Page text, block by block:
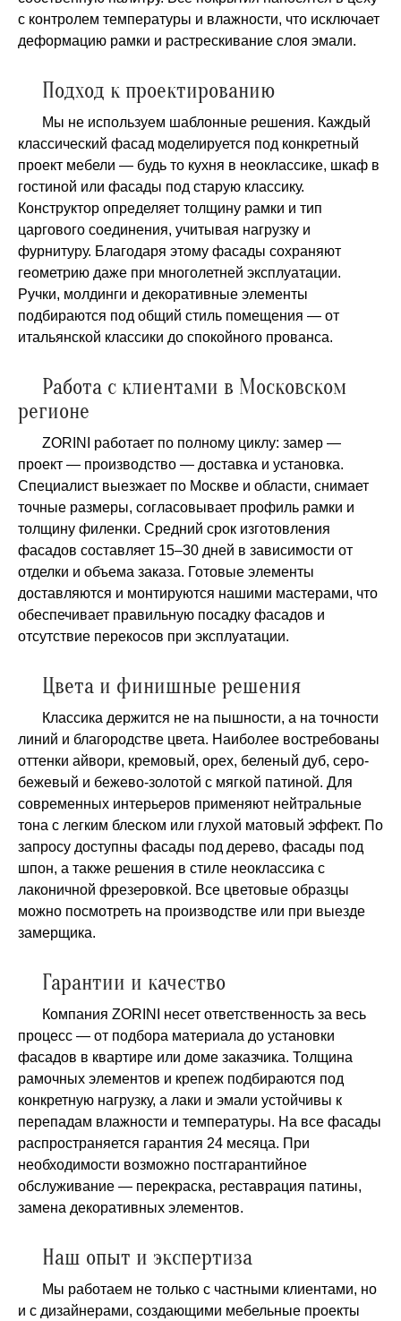
с контролем температуры и влажности, что исключает
деформацию рамки и растрескивание слоя эмали.
Подход к проектированию
Мы не используем шаблонные решения. Каждый
классический фасад моделируется под конкретный
проект мебели — будь то кухня в неоклассике, шкаф в
гостиной или фасады под старую классику.
Конструктор определяет толщину рамки и тип
царгового соединения, учитывая нагрузку и
фурнитуру. Благодаря этому фасады сохраняют
геометрию даже при многолетней эксплуатации.
Ручки, молдинги и декоративные элементы
подбираются под общий стиль помещения — от
итальянской классики до спокойного прованса.
Работа с клиентами в Московском
регионе
ZORINI работает по полному циклу: замер —
проект — производство — доставка и установка.
Специалист выезжает по Москве и области, снимает
точные размеры, согласовывает профиль рамки и
толщину филенки. Средний срок изготовления
фасадов составляет 15–30 дней в зависимости от
отделки и объема заказа. Готовые элементы
доставляются и монтируются нашими мастерами, что
обеспечивает правильную посадку фасадов и
отсутствие перекосов при эксплуатации.
Цвета и финишные решения
Классика держится не на пышности, а на точности
линий и благородстве цвета. Наиболее востребованы
оттенки айвори, кремовый, орех, беленый дуб, серо-
бежевый и бежево-золотой с мягкой патиной. Для
современных интерьеров применяют нейтральные
тона с легким блеском или глухой матовый эффект. По
запросу доступны фасады под дерево, фасады под
шпон, а также решения в стиле неоклассика с
лаконичной фрезеровкой. Все цветовые образцы
можно посмотреть на производстве или при выезде
замерщика.
Гарантии и качество
Компания ZORINI несет ответственность за весь
процесс — от подбора материала до установки
фасадов в квартире или доме заказчика. Толщина
рамочных элементов и крепеж подбираются под
конкретную нагрузку, а лаки и эмали устойчивы к
перепадам влажности и температуры. На все фасады
распространяется гарантия 24 месяца. При
необходимости возможно постгарантийное
обслуживание — перекраска, реставрация патины,
замена декоративных элементов.
Наш опыт и экспертиза
Мы работаем не только с частными клиентами, но
и с дизайнерами, создающими мебельные проекты